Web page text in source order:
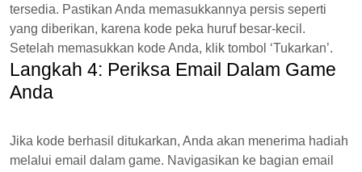
tersedia. Pastikan Anda memasukkannya persis seperti
yang diberikan, karena kode peka huruf besar-kecil.
Setelah memasukkan kode Anda, klik tombol ‘Tukarkan’.
Langkah 4: Periksa Email Dalam Game
Anda
Jika kode berhasil ditukarkan, Anda akan menerima hadiah
melalui email dalam game. Navigasikan ke bagian email